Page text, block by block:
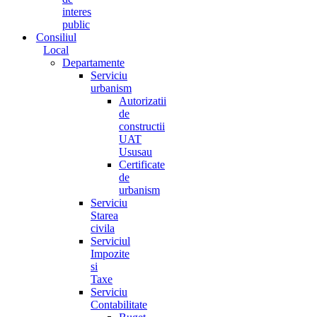
interes
public
Consiliul
Local
Departamente
Serviciu
urbanism
Autorizatii
de
constructii
UAT
Ususau
Certificate
de
urbanism
Serviciu
Starea
civila
Serviciul
Impozite
si
Taxe
Serviciu
Contabilitate